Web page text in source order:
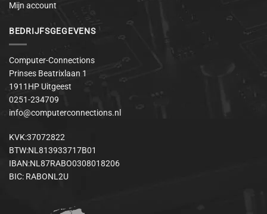
Mijn account
BEDRIJFSGEGEVENS
Computer-Connections
Prinses Beatrixlaan 1
1911HP Uitgeest
0251-234709
info@computerconnections.nl
KVK:37072822
BTW:NL813933717B01
IBAN:NL87RABO0308018206
BIC: RABONL2U